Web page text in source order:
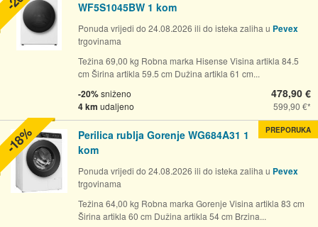
WF5S1045BW 1 kom
Ponuda vrijedi do 24.08.2026 ili do isteka zaliha u Pevex
trgovinama
Težina 69,00 kg Robna marka Hisense Visina artikla 84.5
cm Širina artikla 59.5 cm Dužina artikla 61 cm...
-20%sniženo
4 km udaljeno
478,90 €
599,90 €
Perilica rublja Gorenje WG684A31 1
kom
Ponuda vrijedi do 24.08.2026 ili do isteka zaliha u Pevex
trgovinama
Težina 64,00 kg Robna marka Gorenje Visina artikla 83 cm
Širina artikla 60 cm Dužina artikla 54 cm Brzina...
PREPORUKA
-18%